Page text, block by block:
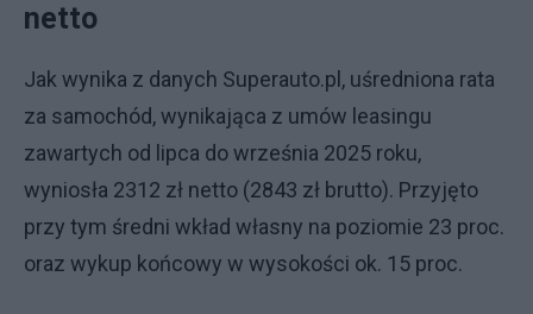
netto
Jak wynika z danych Superauto.pl, uśredniona rata
za samochód, wynikająca z umów leasingu
zawartych od lipca do września 2025 roku,
wyniosła 2312 zł netto (2843 zł brutto). Przyjęto
przy tym średni wkład własny na poziomie 23 proc.
oraz wykup końcowy w wysokości ok. 15 proc.